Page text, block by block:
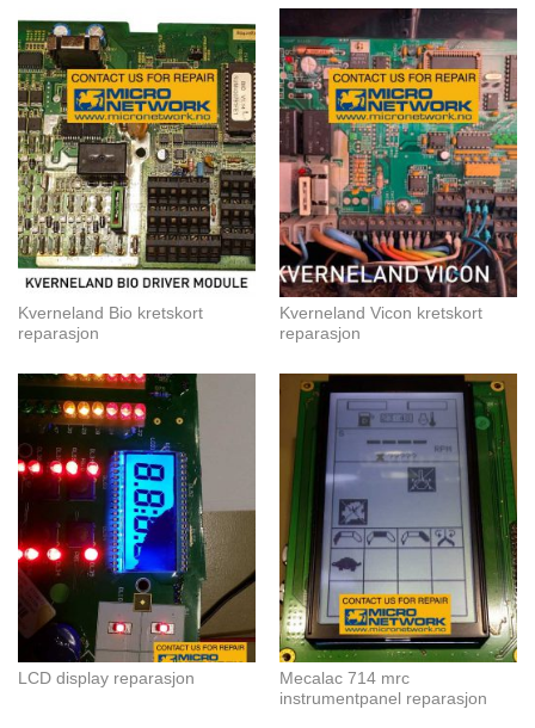
Kverneland Bio kretskort
reparasjon
Kverneland Vicon kretskort
reparasjon
LCD display reparasjon
Mecalac 714 mrc
instrumentpanel reparasjon